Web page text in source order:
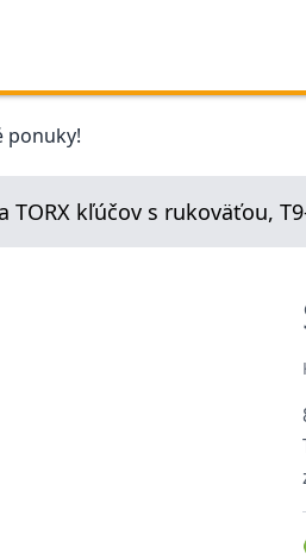
ponuky!
TORX kľúčov s rukoväťou,